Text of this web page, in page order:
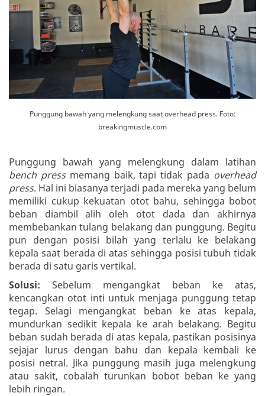
Punggung bawah yang melengkung saat overhead press. Foto:
breakingmuscle.com
Punggung bawah yang melengkung dalam latihan
bench pressmemang baik, tapi tidak pada overhead
press. Hal ini biasanya terjadi pada mereka yang belum
memiliki cukup kekuatan otot bahu, sehingga bobot
beban diambil alih oleh otot dada dan akhirnya
membebankan tulang belakang dan punggung. Begitu
pun dengan posisi bilah yang terlalu ke belakang
kepala saat berada di atas sehingga posisi tubuh tidak
berada di satu garis vertikal.
Solusi: Sebelum mengangkat beban ke atas,
kencangkan otot inti untuk menjaga punggung tetap
tegap. Selagi mengangkat beban ke atas kepala,
mundurkan sedikit kepala ke arah belakang. Begitu
beban sudah berada di atas kepala, pastikan posisinya
sejajar lurus dengan bahu dan kepala kembali ke
posisi netral. Jika punggung masih juga melengkung
atau sakit, cobalah turunkan bobot beban ke yang
lebih ringan.